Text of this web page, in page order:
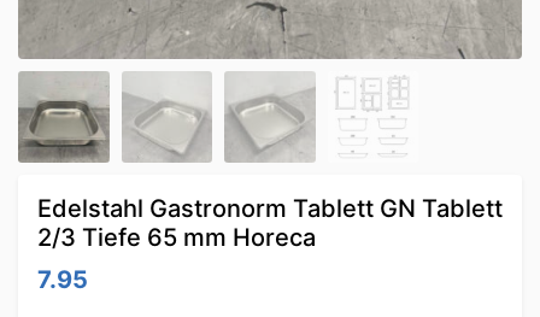
Edelstahl Gastronorm Tablett GN Tablett
2/3 Tiefe 65 mm Horeca
7.95